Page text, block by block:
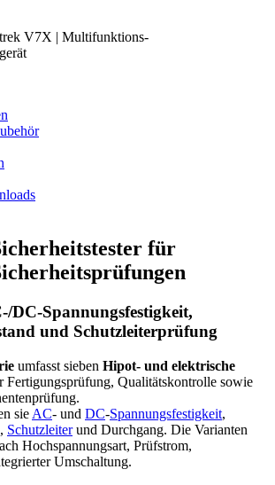
V7X | Multifunktions-
für
DC-Spannungsfestigkeit,
und Schutzleiterprüfung
umfasst sieben Hipot- und elektrische
Fertigungsprüfung, Qualitätskontrolle sowie
sie AC- und DC-Spannungsfestigkeit,
Schutzleiterund Durchgang. Die Varianten
Hochspannungsart, Prüfstrom,
Umschaltung.